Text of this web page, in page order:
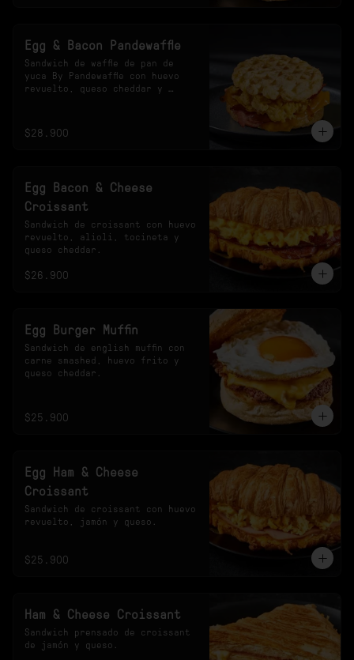
Egg & Bacon Pandewaffle
Sandwich de waffle de pan de
yuca By Pandewaffle con huevo
revuelto, queso cheddar y
$28.900
Egg Bacon & Cheese
Croissant
Sandwich de croissant con huevo
revuelto, alioli, tocineta y
queso cheddar.
$26.900
Egg Burger Muffin
Sandwich de english muffin con
carne smashed, huevo frito y
queso cheddar.
$25.900
Egg Ham & Cheese
Croissant
Sandwich de croissant con huevo
revuelto, jamón y queso.
$25.900
Ham & Cheese Croissant
Sandwich prensado de croissant
de jamón y queso.